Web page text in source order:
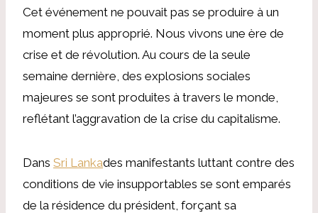
Cet événement ne pouvait pas se produire à un
moment plus approprié. Nous vivons une ère de
crise et de révolution. Au cours de la seule
semaine dernière, des explosions sociales
majeures se sont produites à travers le monde,
reflétant l’aggravation de la crise du capitalisme.
Dans Sri Lankades manifestants luttant contre des
conditions de vie insupportables se sont emparés
de la résidence du président, forçant sa